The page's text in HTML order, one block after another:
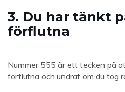
3. Du har tänkt
förflutna
Nummer 555 är ett tecken på
förflutna och undrat om du tog